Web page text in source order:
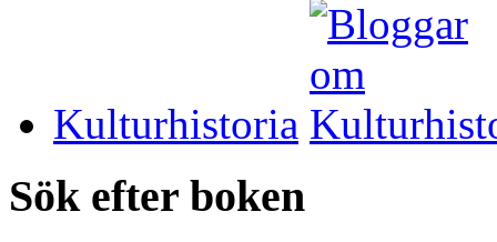
Kulturhistoria
Sök efter boken